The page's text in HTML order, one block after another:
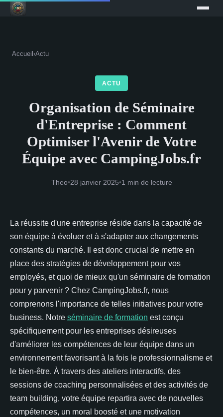
Accueil ›Actu
ACTU
Organisation de Séminaire
d'Entreprise : Comment
Optimiser l'Avenir de Votre
Équipe avec CampingJobs.fr
Theo•28 janvier 2025•1 min de lecture
La réussite d'une entreprise réside dans la capacité de
son équipe à évoluer et à s'adapter aux changements
constants du marché. Il est donc crucial de mettre en
place des stratégies de développement pour vos
employés, et quoi de mieux qu'un séminaire de formation
pour y parvenir ? Chez CampingJobs.fr, nous
comprenons l'importance de telles initiatives pour votre
business. Notre séminaire de formation est conçu
spécifiquement pour les entreprises désireuses
d'améliorer les compétences de leur équipe dans un
environnement favorisant à la fois le professionnalisme et
le bien-être. À travers des ateliers interactifs, des
sessions de coaching personnalisées et des activités de
team building, votre équipe repartira avec de nouvelles
compétences, un moral boosté et une motivation